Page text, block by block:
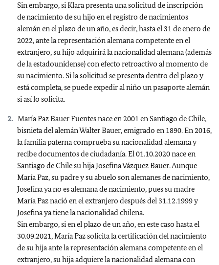
Sin embargo, si Klara presenta una solicitud de inscripción
de nacimiento de su hijo en el registro de nacimientos
alemán en el plazo de un año, es decir, hasta el 31 de enero de
2022, ante la representación alemana competente en el
extranjero, su hijo adquirirá la nacionalidad alemana (además
de la estadounidense) con efecto retroactivo al momento de
su nacimiento. Si la solicitud se presenta dentro del plazo y
está completa, se puede expedir al niño un pasaporte alemán
si así lo solicita.
María Paz Bauer Fuentes nace en 2001 en Santiago de Chile,
bisnieta del alemán Walter Bauer, emigrado en 1890. En 2016,
la familia paterna comprueba su nacionalidad alemana y
recibe documentos de ciudadanía. El 01.10.2020 nace en
Santiago de Chile su hija Josefina Vázquez Bauer. Aunque
María Paz, su padre y su abuelo son alemanes de nacimiento,
Josefina ya no es alemana de nacimiento, pues su madre
María Paz nació en el extranjero después del 31.12.1999 y
Josefina ya tiene la nacionalidad chilena.
Sin embargo, si en el plazo de un año, en este caso hasta el
30.09.2021, María Paz solicita la certificación del nacimiento
de su hija ante la representación alemana competente en el
extranjero, su hija adquiere la nacionalidad alemana con